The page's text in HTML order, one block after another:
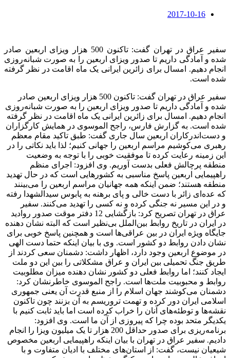
2017-10-16
سفیر عراق در تهران گفت: تاکنون 500 هزار ویزای اربعین صادر
شده و آمادگی داریم تا صدور ویزای اربعین را به صورت شبانه‌روزی
انجام دهیم. امسال برای زائرین ایرانی یک ماه اقامت در نظر گرفته
شده است.
سفیر عراق در تهران گفت: تاکنون 500 هزار ویزای اربعین صادر
شده و آمادگی داریم تا صدور ویزای اربعین را به صورت شبانه‌روزی
انجام دهیم. امسال برای زائرین ایرانی یک ماه اقامت در نظر گرفته
شده است. به گزارش فارس، راجح الموسوی در همایش کارگزاران
و دست‌اندرکاران اربعین سال جاری گفت: طبق تاکید مقام معظم
رهبری می‌کوشیم مراسم اربعین را جهانی کنیم؛ لذا باید نکاتی را در
این زمینه رعایت کرده تا موفقیت خوبی را با توجه به وضعیت
منطقه پرچالش فعلی بدست آوریم. وی افزود: اجرای منظم
راهپیمایی اربعین پاسخ مناسبی به کشورهایی است که در حال تهدید
منطقه هستند؛ ضمن اینکه همه جهانیان مراسم اربعین را می‌بینند
که عده‌ای زائر با دست خالی و پای برهنه به پابوس سیدالشهدا رفته
و در این مسیر نه جنگی کرده و نه کسی را تهدید می‌کنند. سفیر
عراق در تهران تصریح کرد: بازگشایی 12 دفتر موقت صدور روادید
در ایران در تاریخ روابط بین‌الملل بی‌نظیر است که البته نشان دهنده
جایگاه ویژه ایران در بین عراقی‌ها است و همچنین پاسخ خوبی برای
نشان دادن روابط دو کشور است. وی با بیان اینکه حتما دست الهی
در موضوع اربعین وجود دارد، اظهار داشت: دشمنان سعی کردند از
طریق جنگ تحمیلی بین ایران و عراق مشکلاتی را بین این دو ملت
ایجاد کنند؛ اما روابط فعلی دو کشور نشان دهنده میزان مطلوبیت
روابط و محبوبیت ملت‌ها است. راجح الموسوی خاطرنشان کرد:
دشمنان می‌کوشند جهان اسلام را از منبع قدرت آن یعنی جمهوری
اسلامی ایران دور کرده و تهمت تروریسم به آن بزنند چون تاکنون
نقشه‌ها و توطئه‌های آنان را خراب کرده است اما باید ثابت کنیم با
یکدیگر متحد بوده چرا که پیروزی از آن ما است. وی افزود:
برنامه‌ریزی برای صدور حداقل 200 هزار تا یک میلیون ویزا را انجام
دادیم. سفیر عراق در تهران با بیان اینکه راهپیمایی اربعین مخصوص
شیعیان نیست، گفت: از استان‌های مختلف با ادیان متفاوت و با